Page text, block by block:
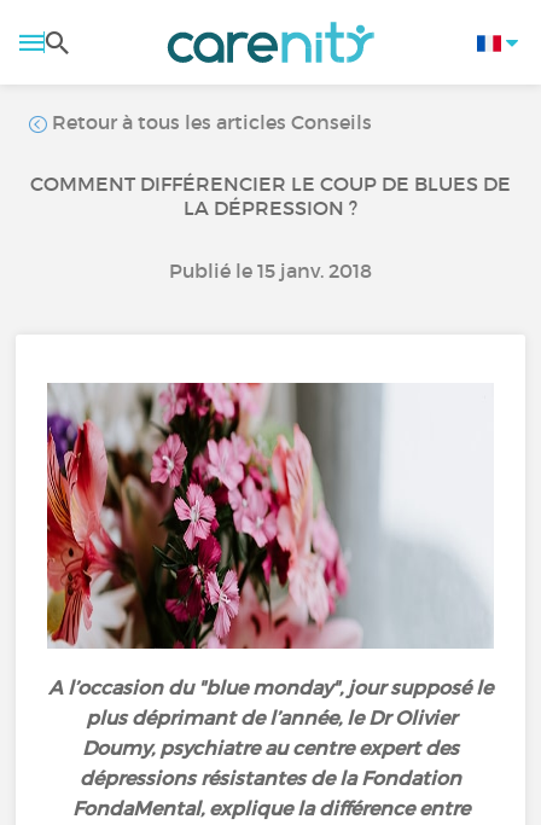
Retour à tous les articles Conseils
COMMENT DIFFÉRENCIER LE COUP DE BLUES DE
LA DÉPRESSION ?
Publié le 15 janv. 2018
A l’occasion du "blue monday", jour supposé le
plus déprimant de l’année, le Dr Olivier
Doumy, psychiatre au centre expert des
dépressions résistantes de la Fondation
FondaMental, explique la différence entre